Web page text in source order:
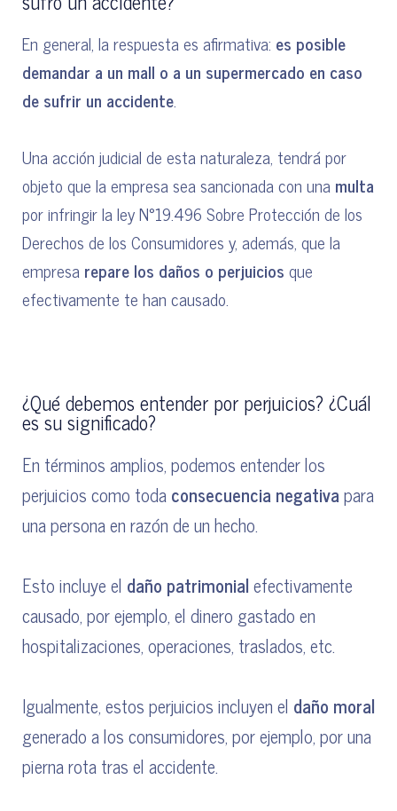
En general, la respuesta es afirmativa: es posible
demandar a un mall o a un supermercado en caso
de sufrir un accidente.
Una acción judicial de esta naturaleza, tendrá por
objeto que la empresa sea sancionada con unamulta
por infringir la ley N°19.496 Sobre Protección de los
Derechos de los Consumidores y, además, que la
empresarepare los daños o perjuiciosque
efectivamente te han causado.
¿Qué debemos entender por perjuicios? ¿Cuál
es su significado?
En términos amplios, podemos entender los
perjuicios como todaconsecuencia negativapara
una persona en razón de un hecho.
Esto incluye el daño patrimonialefectivamente
causado, por ejemplo, el dinero gastado en
hospitalizaciones, operaciones, traslados, etc.
Igualmente, estos perjuicios incluyen el daño moral
generado a los consumidores, por ejemplo, por una
pierna rota tras el accidente.